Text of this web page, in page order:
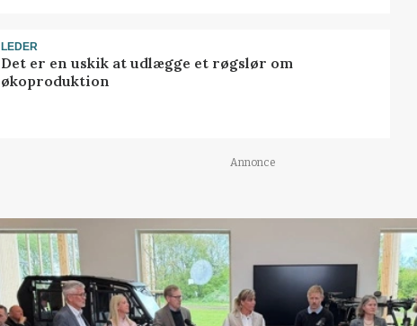
LEDER
Det er en uskik at udlægge et røgslør om
økoproduktion
Annonce